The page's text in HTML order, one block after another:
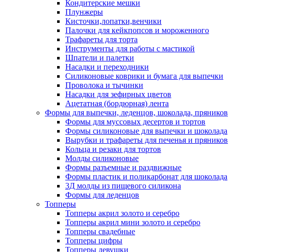
Кондитерские мешки
Плунжеры
Кисточки,лопатки,венчики
Палочки для кейкпопсов и мороженного
Трафареты для торта
Инструменты для работы с мастикой
Шпатели и палетки
Насадки и переходники
Силиконовые коврики и бумага для выпечки
Проволока и тычинки
Насадки для зефирных цветов
Ацетатная (бордюрная) лента
Формы для выпечки, леденцов, шоколада, пряников
Формы для муссовых десертов и тортов
Формы силиконовые для выпечки и шоколада
Вырубки и трафареты для печенья и пряников
Кольца и резаки для тортов
Молды силиконовые
Формы разъемные и раздвижные
Формы пластик и поликарбонат для шоколада
3Д молды из пищевого силикона
Формы для леденцов
Топперы
Топперы акрил золото и серебро
Топперы акрил мини золото и серебро
Топперы свадебные
Топперы цифры
Топперы девушки